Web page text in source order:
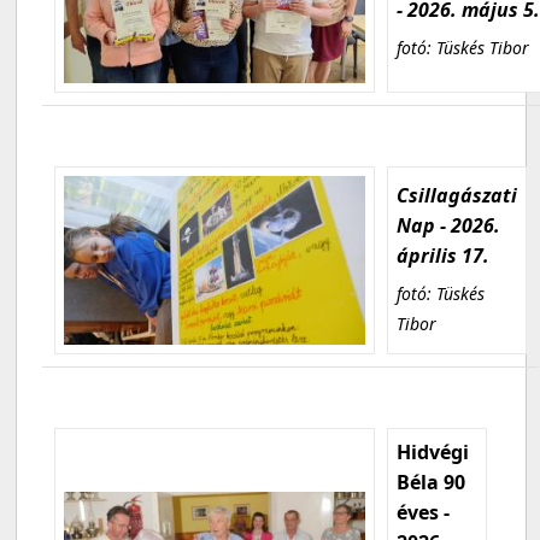
- 2026. május 5.
fotó: Tüskés Tibor
Csillagászati
Nap - 2026.
április 17.
fotó: Tüskés
Tibor
Hidvégi
Béla 90
éves -